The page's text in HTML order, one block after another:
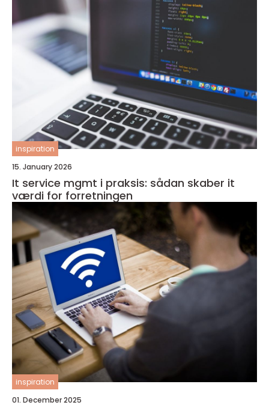
inspiration
15. January 2026
It service mgmt i praksis: sådan skaber it
værdi for forretningen
inspiration
01. December 2025